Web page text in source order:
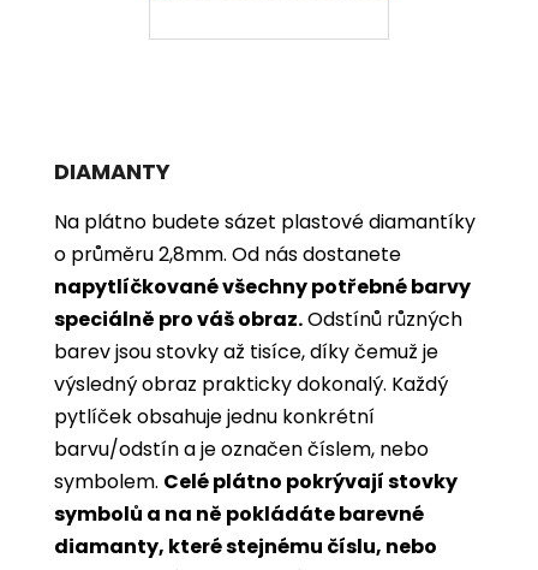
DIAMANTY
Na plátno budete sázet plastové diamantíky
o průměru 2,8mm. Od nás dostanete
napytlíčkované všechny potřebné barvy
speciálně pro váš obraz.Odstínů různých
barev jsou stovky až tisíce, díky čemuž je
výsledný obraz prakticky dokonalý. Každý
pytlíček obsahuje jednu konkrétní
barvu/odstín a je označen číslem, nebo
symbolem. Celé plátno pokrývají stovky
symbolů a na ně pokládáte barevné
diamanty, které stejnému číslu, nebo